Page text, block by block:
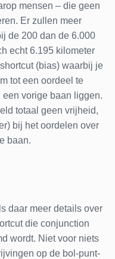
mensen – die geen
Er zullen meer
de 200 dan de 6.000
echt 6.195 kilometer
(bias) waarbij je
tot een oordeel te
een vorige baan liggen.
totaal geen vrijheid,
bij het oordelen over
baan.
daar meer details over
die conjunction
wordt. Niet voor niets
op de bol-punt-